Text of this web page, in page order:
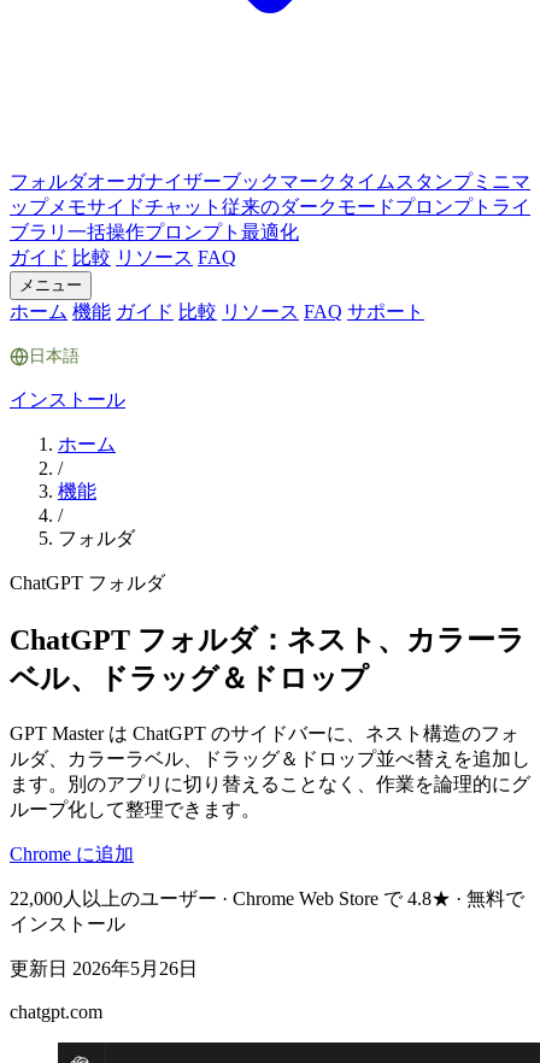
フォルダオーガナイザーブックマーク タイムスタンプミニマ
ップメモサイドチャット 従来のダークモードプロンプトライ
ブラリ 一括操作プロンプト最適化
ガイド 比較 リソース FAQ
メニュー
ホーム 機能 ガイド 比較 リソース FAQ サポート
日本語
インストール
ホーム
/
機能
/
フォルダ
ChatGPT フォルダ
ChatGPT フォルダ：ネスト、カラーラ
ベル、ドラッグ＆ドロップ
GPT Master は ChatGPT のサイドバーに、ネスト構造のフォ
ルダ、カラーラベル、ドラッグ＆ドロップ並べ替えを追加し
ます。別のアプリに切り替えることなく、作業を論理的にグ
ループ化して整理できます。
Chrome に追加
22,000人以上のユーザー · Chrome Web Store で 4.8★ · 無料で
インストール
更新日 2026年5月26日
chatgpt.com